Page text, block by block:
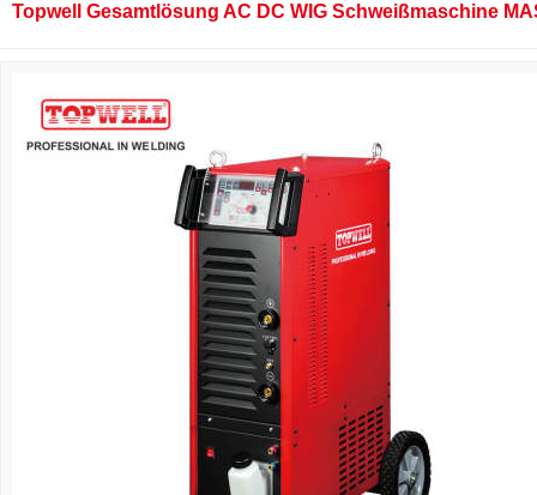
Topwell Gesamtlösung AC DC WIG Schweißmaschine